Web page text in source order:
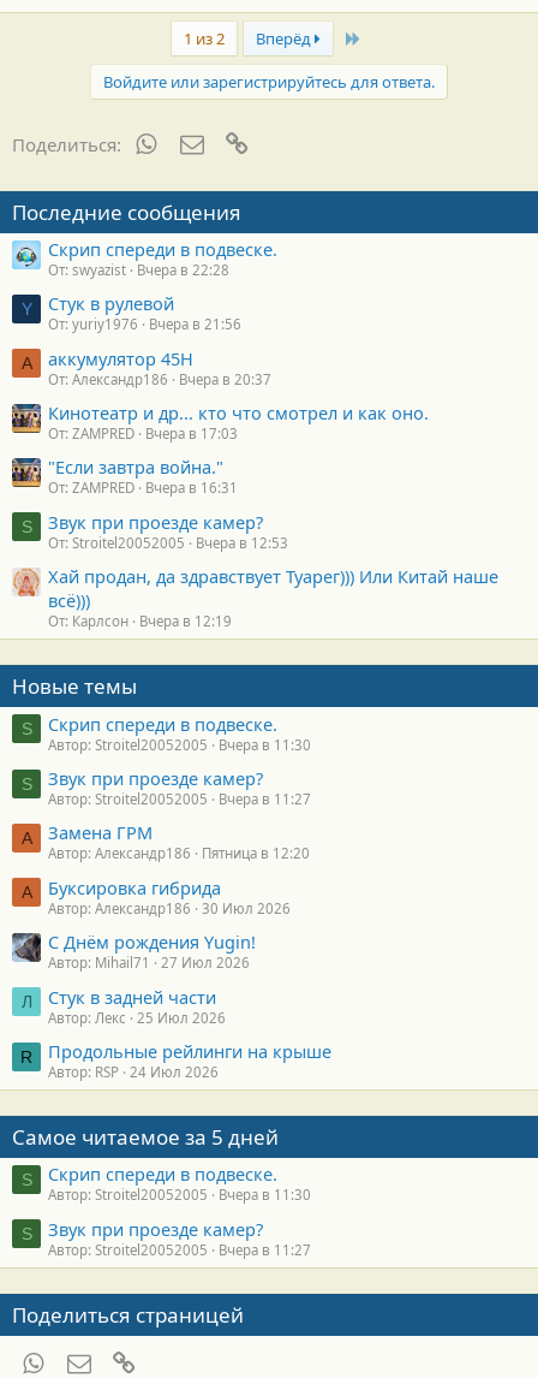
1 из 2 Вперёд Last
Войдите или зарегистрируйтесь для ответа.
Поделиться: WhatsAppЭлектронная почта
Последние сообщения
Скрип спереди в подвеске.
От: swyazist Вчера в 22:28
Y Стук в рулевой
От: yuriy1976 Вчера в 21:56
А аккумулятор 45H
От: Александр186 Вчера в 20:37
Кинотеатр и др... кто что смотрел и как оно.
От: ZAMPRED Вчера в 17:03
"Если завтра война."
От: ZAMPRED Вчера в 16:31
S Звук при проезде камер?
От: Stroitel20052005 Вчера в 12:53
Хай продан, да здравствует Туарег))) Или Китай наше
всё)))
От: Карлсон Вчера в 12:19
Новые темы
S Скрип спереди в подвеске.
Автор: Stroitel20052005 Вчера в 11:30
S Звук при проезде камер?
Автор: Stroitel20052005 Вчера в 11:27
А Замена ГРМ
Автор: Александр186 Пятница в 12:20
А Буксировка гибрида
Автор: Александр186 30 Июл 2026
С Днём рождения Yugin!
Автор: Mihail71 27 Июл 2026
Л Стук в задней части
Автор: Лекс 25 Июл 2026
R Продольные рейлинги на крыше
Автор: RSP 24 Июл 2026
Самое читаемое за 5 дней
S Скрип спереди в подвеске.
Автор: Stroitel20052005 Вчера в 11:30
S Звук при проезде камер?
Автор: Stroitel20052005 Вчера в 11:27
Поделиться страницей
WhatsAppЭлектронная почта